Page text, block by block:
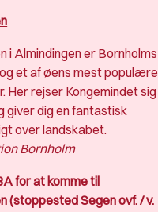
Almindingen er Bornholms
et af øens mest populære
Her rejser Kongemindet sig
giver dig en fantastisk
over landskabet.
Bornholm
for at komme til
Segen ovf. / v.